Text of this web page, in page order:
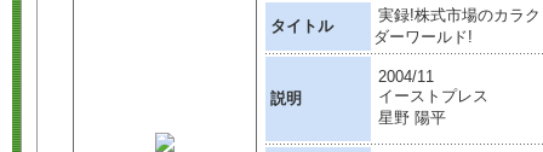
タイトル
実録!株式市場のカラ
ダーワールド!
説明
2004/11
イーストプレス
星野 陽平